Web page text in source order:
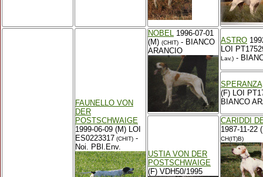
FAUNELLO VON
DER
POSTSCHWAIGE
1999-06-09 (M) LOI
ES0223317 (CHIT) -
Noi. PBl.Env.
NOBEL 1996-07-01
(M) (CHIT) - BIANCO
ARANCIO
ASTRO
LOI
Lav.) -
SPERANZA
(F) LOI
BIANCO
USTIA VON DER
POSTSCHWAIGE
(F) VDH50/1995
CARIDDI
1987-11-22
CH(IT)B)